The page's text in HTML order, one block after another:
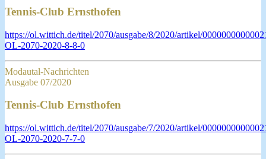
Tennis-Club Ernsthofen
https://ol.wittich.de/titel/2070/ausgabe/8/2020/artikel/
OL-2070-2020-8-8-0
Modautal-Nachrichten
Ausgabe 07/2020
Tennis-Club Ernsthofen
https://ol.wittich.de/titel/2070/ausgabe/7/2020/artikel/
OL-2070-2020-7-7-0